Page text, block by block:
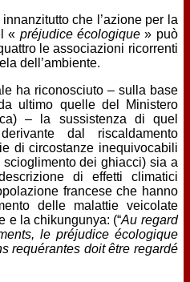
che l’azione per la
« préjudice écologique » può
le associazioni ricorrenti
dell’ambiente.
ha riconosciuto – sulla base
ultimo quelle del Ministero
– la sussistenza di quel
dal riscaldamento
di circostanze inequivocabili
dei ghiacci) sia a
di effetti climatici
francese che hanno
delle malattie veicolate
e la chikungunya: (“Au regard
le préjudice écologique
requérantes doit être regardé